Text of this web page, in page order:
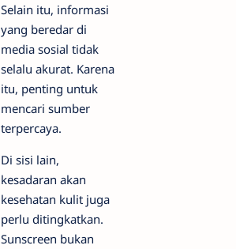
Selain itu, informasi
yang beredar di
media sosial tidak
selalu akurat. Karena
itu, penting untuk
mencari sumber
terpercaya.
Di sisi lain,
kesadaran akan
kesehatan kulit juga
perlu ditingkatkan.
Sunscreen bukan